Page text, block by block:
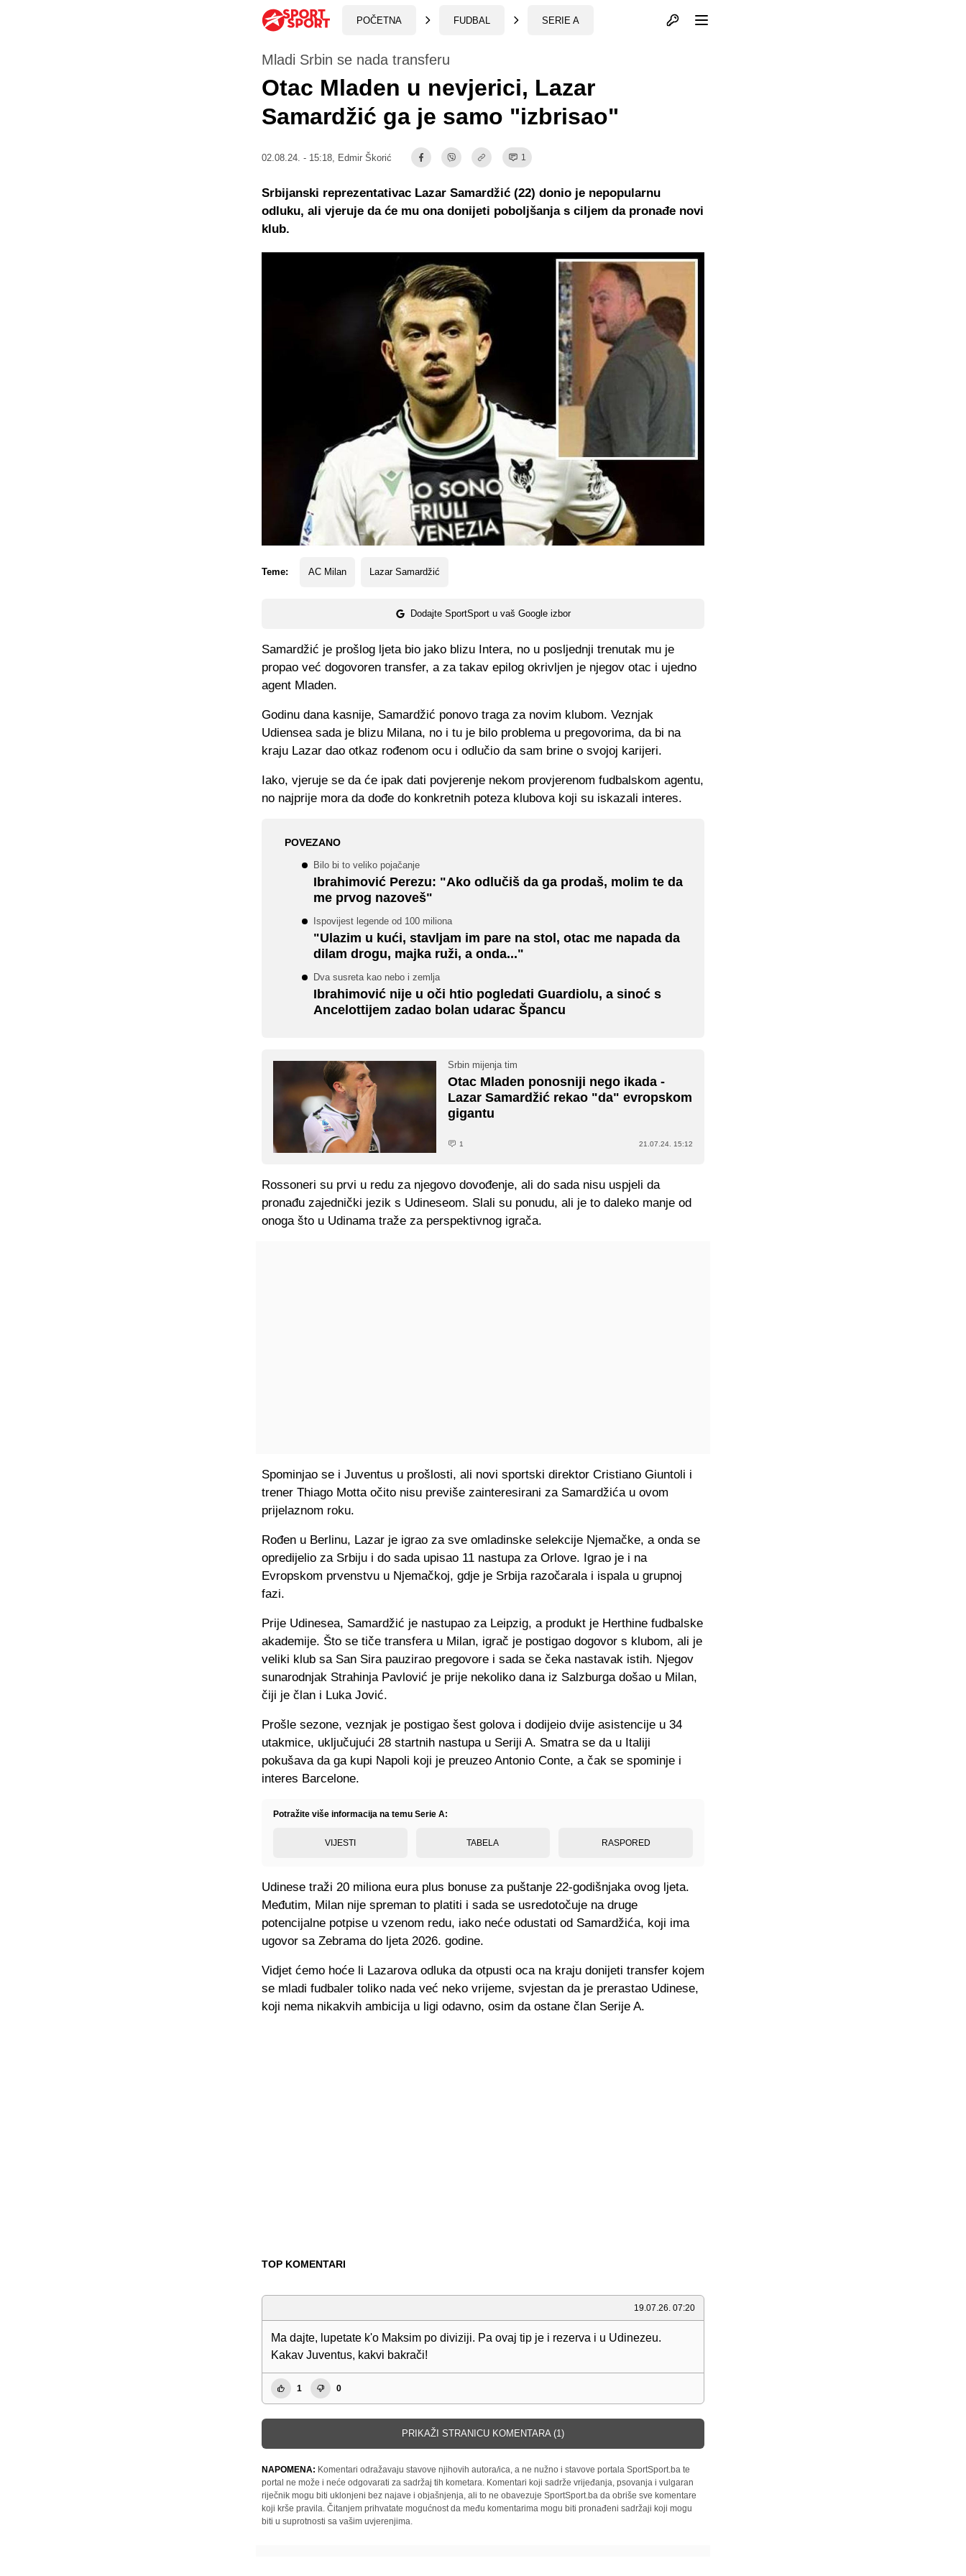
POČETNA FUDBAL SERIE A Otvori profil
Mladi Srbin se nada transferu
Otac Mladen u nevjerici, Lazar
Samardžić ga je samo "izbrisao"
02.08.24. - 15:18, Edmir Škorić 1
Teme: AC Milan Lazar Samardžić
Dodajte SportSport u vaš Google izbor
Srbijanski reprezentativac Lazar Samardžić (22) donio je nepopularnu
odluku, ali vjeruje da će mu ona donijeti poboljšanja s ciljem da pronađe novi
klub.
Samardžić je prošlog ljeta bio jako blizu Intera, no u posljednji trenutak mu je
propao već dogovoren transfer, a za takav epilog okrivljen je njegov otac i ujedno
agent Mladen.
Godinu dana kasnije, Samardžić ponovo traga za novim klubom. Veznjak
Udiensea sada je blizu Milana, no i tu je bilo problema u pregovorima, da bi na
kraju Lazar dao otkaz rođenom ocu i odlučio da sam brine o svojoj karijeri.
Iako, vjeruje se da će ipak dati povjerenje nekom provjerenom fudbalskom agentu,
no najprije mora da dođe do konkretnih poteza klubova koji su iskazali interes.
POVEZANO
Bilo bi to veliko pojačanje
Ibrahimović Perezu: "Ako odlučiš da ga prodaš, molim te da
me prvog nazoveš"
Ispovijest legende od 100 miliona
"Ulazim u kući, stavljam im pare na stol, otac me napada da
dilam drogu, majka ruži, a onda..."
Dva susreta kao nebo i zemlja
Ibrahimović nije u oči htio pogledati Guardiolu, a sinoć s
Ancelottijem zadao bolan udarac Špancu
Srbin mijenja tim
Otac Mladen ponosniji nego ikada -
Lazar Samardžić rekao "da" evropskom
gigantu
1 21.07.24. 15:12
Rossoneri su prvi u redu za njegovo dovođenje, ali do sada nisu uspjeli da
pronađu zajednički jezik s Udineseom. Slali su ponudu, ali je to daleko manje od
onoga što u Udinama traže za perspektivnog igrača.
Spominjao se i Juventus u prošlosti, ali novi sportski direktor Cristiano Giuntoli i
trener Thiago Motta očito nisu previše zainteresirani za Samardžića u ovom
prijelaznom roku.
Rođen u Berlinu, Lazar je igrao za sve omladinske selekcije Njemačke, a onda se
opredijelio za Srbiju i do sada upisao 11 nastupa za Orlove. Igrao je i na
Evropskom prvenstvu u Njemačkoj, gdje je Srbija razočarala i ispala u grupnoj
fazi.
Prije Udinesea, Samardžić je nastupao za Leipzig, a produkt je Herthine fudbalske
akademije. Što se tiče transfera u Milan, igrač je postigao dogovor s klubom, ali je
veliki klub sa San Sira pauzirao pregovore i sada se čeka nastavak istih. Njegov
sunarodnjak Strahinja Pavlović je prije nekoliko dana iz Salzburga došao u Milan,
čiji je član i Luka Jović.
Prošle sezone, veznjak je postigao šest golova i dodijeio dvije asistencije u 34
utakmice, uključujući 28 startnih nastupa u Seriji A. Smatra se da u Italiji
pokušava da ga kupi Napoli koji je preuzeo Antonio Conte, a čak se spominje i
interes Barcelone.
Potražite više informacija na temu Serie A:
VIJESTI TABELA RASPORED
Udinese traži 20 miliona eura plus bonuse za puštanje 22-godišnjaka ovog ljeta.
Međutim, Milan nije spreman to platiti i sada se usredotočuje na druge
potencijalne potpise u vzenom redu, iako neće odustati od Samardžića, koji ima
ugovor sa Zebrama do ljeta 2026. godine.
Vidjet ćemo hoće li Lazarova odluka da otpusti oca na kraju donijeti transfer kojem
se mladi fudbaler toliko nada već neko vrijeme, svjestan da je prerastao Udinese,
koji nema nikakvih ambicija u ligi odavno, osim da ostane član Serije A.
TOP KOMENTARI
19.07.26. 07:20
Ma dajte, lupetate k'o Maksim po diviziji. Pa ovaj tip je i rezerva i u Udinezeu.
Kakav Juventus, kakvi bakrači!
1 0
PRIKAŽI STRANICU KOMENTARA (1)
NAPOMENA: Komentari odražavaju stavove njihovih autora/ica, a ne nužno i stavove portala SportSport.ba te
portal ne može i neće odgovarati za sadržaj tih kometara. Komentari koji sadrže vrijeđanja, psovanja i vulgaran
riječnik mogu biti uklonjeni bez najave i objašnjenja, ali to ne obavezuje SportSport.ba da obriše sve komentare
koji krše pravila. Čitanjem prihvatate mogućnost da među komentarima mogu biti pronađeni sadržaji koji mogu
biti u suprotnosti sa vašim uvjerenjima.